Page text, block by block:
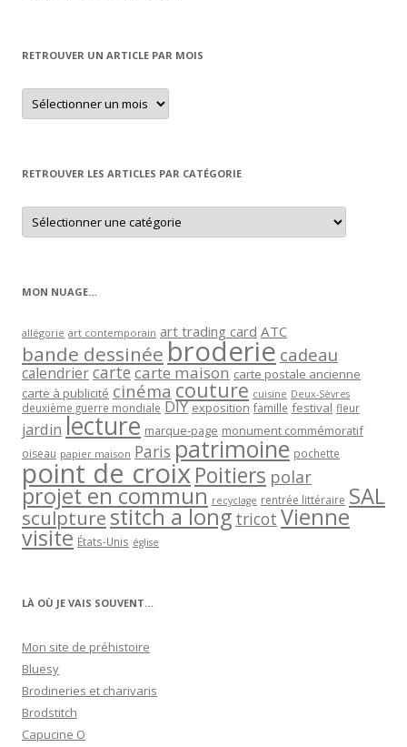
RETROUVER UN ARTICLE PAR MOIS
Retrouver
un
article
RETROUVER LES ARTICLES PAR CATÉGORIE
Retrouver
les
articles
MON NUAGE…
allégorie art contemporain art trading card ATC
bande dessinée broderie cadeau
calendriercartecarte maison carte postale ancienne
carte à publicité cinéma couture cuisine Deux-Sèvres
deuxième guerre mondiale DIY exposition famille festival fleur
jardin lecture marque-page monument commémoratif
oiseau papier maison Paris patrimoine pochette
point de croixPoitiers polar
projet en commun recyclage rentrée littéraire SAL
sculpturestitch a long tricot Vienne
visite États-Unis église
LÀ OÙ JE VAIS SOUVENT…
Mon site de préhistoire
Bluesy
Brodineries et charivaris
Brodstitch
Capucine O